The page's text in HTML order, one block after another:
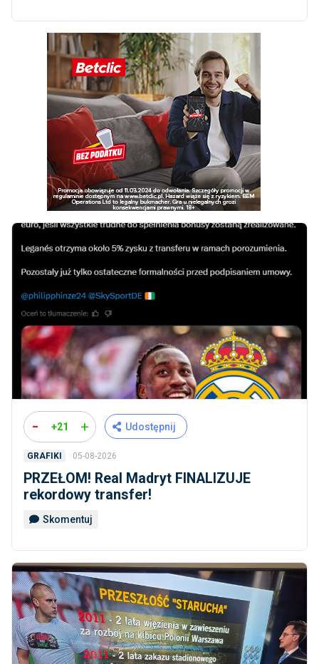
- +21 + Udostępnij
GRAFIKI 05-08-2026
PRZEŁOM! Real Madryt FINALIZUJE
rekordowy transfer!
Skomentuj